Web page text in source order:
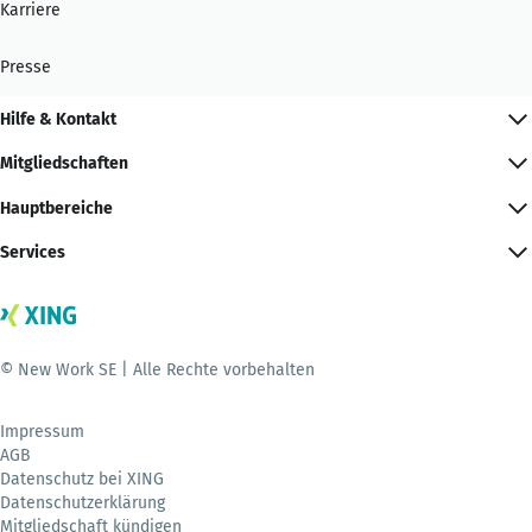
Karriere
Presse
Hilfe & Kontakt
Mitgliedschaften
Hauptbereiche
Services
© New Work SE | Alle Rechte vorbehalten
Impressum
AGB
Datenschutz bei XING
Datenschutzerklärung
Mitgliedschaft kündigen